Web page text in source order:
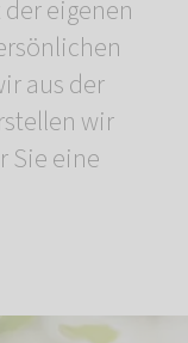
eigenen
aus der
wir
Sie eine